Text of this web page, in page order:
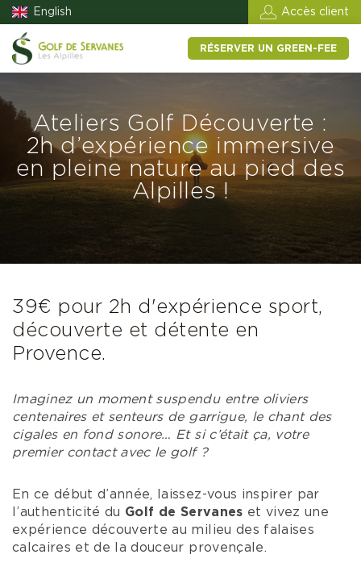
English Accès client
RÉSERVER UN GREEN-FEE
Ateliers Golf Découverte :
2h d’expérience immersive
en pleine nature au pied des
Alpilles !
39€ pour 2h d'expérience sport,
découverte et détente en
Provence.
Imaginez un moment suspendu entre oliviers
centenaires et senteurs de garrigue, le chant des
cigales en fond sonore… Et si c’était ça, votre
premier contact avec le golf ?
En ce début d’année, laissez-vous inspirer par
l’authenticité du Golf de Servanes et vivez une
expérience découverte au milieu des falaises
calcaires et de la douceur provençale.